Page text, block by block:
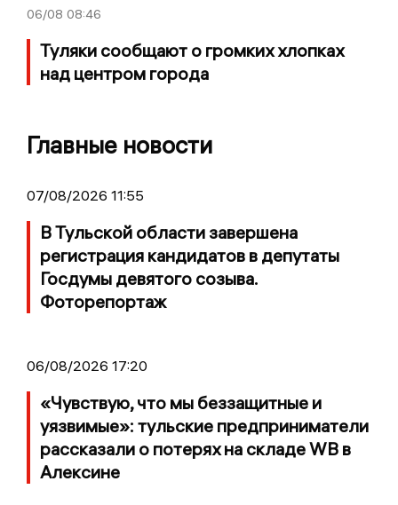
06/08 08:46
Туляки сообщают о громких хлопках
над центром города
Главные новости
07/08/2026 11:55
В Тульской области завершена
регистрация кандидатов в депутаты
Госдумы девятого созыва.
Фоторепортаж
06/08/2026 17:20
«Чувствую, что мы беззащитные и
уязвимые»: тульские предприниматели
рассказали о потерях на складе WB в
Алексине